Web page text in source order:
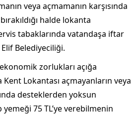
veya açmamanın karşısında
halde lokanta
tabaklarında vatandaşa iftar
Belediyeciliği.
zorlukları açığa
Lokantası açmayanların veya
desteklerden yoksun
yemeği 75 TL’ye verebilmenin